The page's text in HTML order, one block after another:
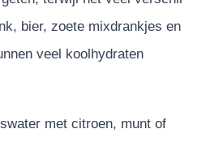
bier, zoete mixdrankjes en
veel koolhydraten
met citroen, munt of